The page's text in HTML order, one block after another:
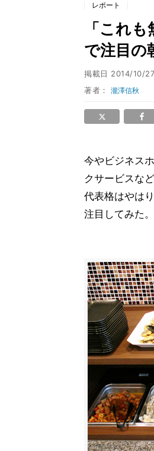
レポート
「これ
で注目の
掲載日 2014/10/
著者：瀧澤信秋
今やビジネス
クサービスな
代表格はやは
注目してみた。